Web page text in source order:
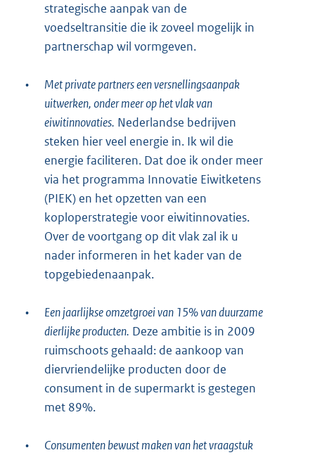
strategische aanpak van de
voedseltransitie die ik zoveel mogelijk in
partnerschap wil vormgeven.
•
Met private partners een versnellingsaanpak
uitwerken, onder meer op het vlak van
eiwitinnovaties. Nederlandse bedrijven
steken hier veel energie in. Ik wil die
energie faciliteren. Dat doe ik onder meer
via het programma Innovatie Eiwitketens
(PIEK) en het opzetten van een
koploperstrategie voor eiwitinnovaties.
Over de voortgang op dit vlak zal ik u
nader informeren in het kader van de
topgebiedenaanpak.
•
Een jaarlijkse omzetgroei van 15% van duurzame
dierlijke producten. Deze ambitie is in 2009
ruimschoots gehaald: de aankoop van
diervriendelijke producten door de
consument in de supermarkt is gestegen
met 89%.
• Consumenten bewust maken van het vraagstuk